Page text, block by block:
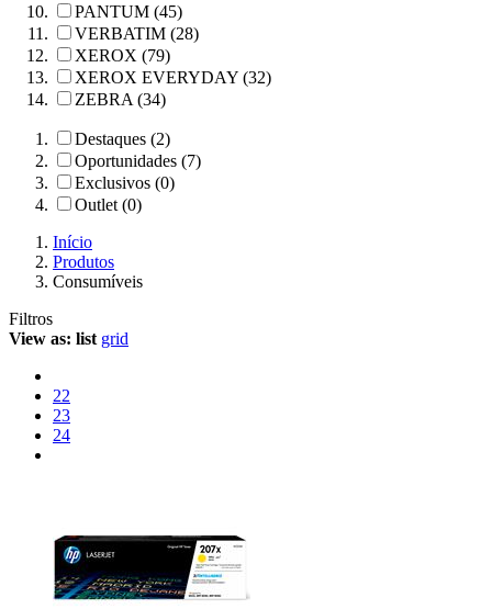
PANTUM (45)
VERBATIM (28)
XEROX (79)
XEROX EVERYDAY (32)
ZEBRA (34)
Destaques (2)
Oportunidades (7)
Exclusivos (0)
Outlet (0)
Início
Produtos
Consumíveis
Filtros
View as: list grid
22
23
24